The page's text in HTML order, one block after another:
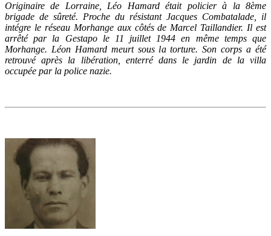
Originaire de Lorraine, Léo Hamard était policier à la 8ème
brigade de sûreté. Proche du résistant Jacques Combatalade, il
intégre le réseau Morhange aux côtés de Marcel Taillandier. Il est
arrêté par la Gestapo le 11 juillet 1944 en même temps que
Morhange. Léon Hamard meurt sous la torture. Son corps a été
retrouvé après la libération, enterré dans le jardin de la villa
occupée par la police nazie.